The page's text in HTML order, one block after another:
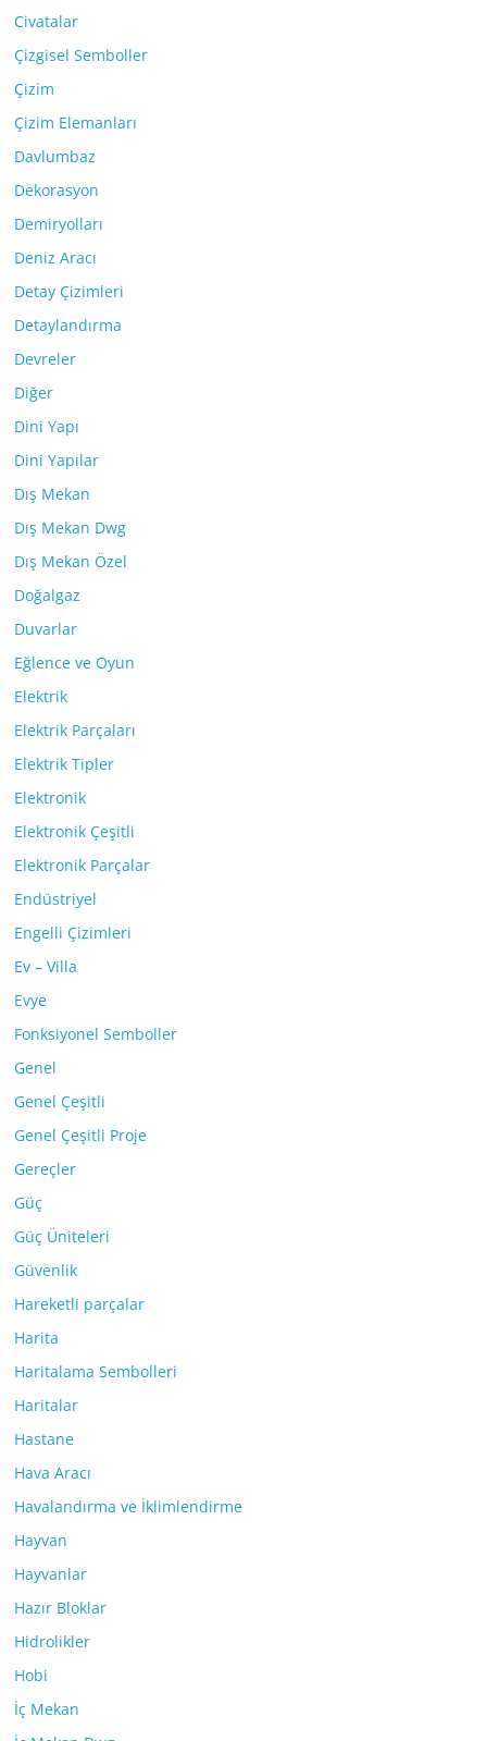
Civatalar
Çizgisel Semboller
Çizim
Çizim Elemanları
Davlumbaz
Dekorasyon
Demiryolları
Deniz Aracı
Detay Çizimleri
Detaylandırma
Devreler
Diğer
Dini Yapı
Dini Yapılar
Dış Mekan
Dış Mekan Dwg
Dış Mekan Özel
Doğalgaz
Duvarlar
Eğlence ve Oyun
Elektrik
Elektrik Parçaları
Elektrik Tipler
Elektronik
Elektronik Çeşitli
Elektronik Parçalar
Endüstriyel
Engelli Çizimleri
Ev – Villa
Evye
Fonksiyonel Semboller
Genel
Genel Çeşitli
Genel Çeşitli Proje
Gereçler
Güç
Güç Üniteleri
Güvenlik
Hareketli parçalar
Harita
Haritalama Sembolleri
Haritalar
Hastane
Hava Aracı
Havalandırma ve İklimlendirme
Hayvan
Hayvanlar
Hazır Bloklar
Hidrolikler
Hobi
İç Mekan